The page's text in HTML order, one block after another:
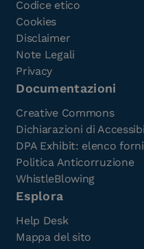
Codice etico
Cookies
Disclaimer
Note Legali
Privacy
Documentazioni
Creative Commons
Dichiarazioni di
DPA Exhibit: elenco
Politica Anticorruzione
WhistleBlowing
Esplora
Help Desk
Mappa del sito